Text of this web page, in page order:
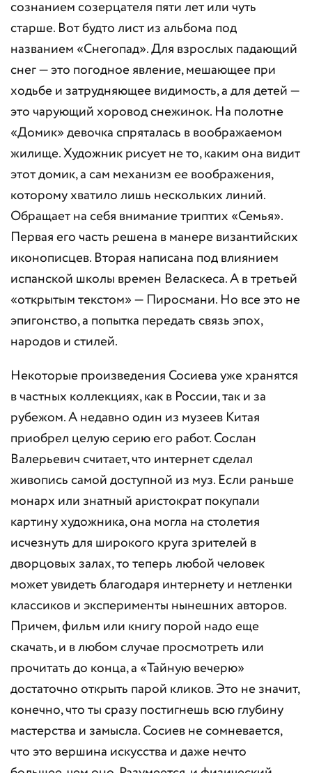
сознанием созерцателя пяти лет или чуть
старше. Вот будто лист из альбома под
названием «Снегопад». Для взрослых падающий
снег — это погодное явление, мешающее при
ходьбе и затрудняющее видимость, а для детей —
это чарующий хоровод снежинок. На полотне
«Домик» девочка спряталась в воображаемом
жилище. Художник рисует не то, каким она видит
этот домик, а сам механизм ее воображения,
которому хватило лишь нескольких линий.
Обращает на себя внимание триптих «Семья».
Первая его часть решена в манере византийских
иконописцев. Вторая написана под влиянием
испанской школы времен Веласкеса. А в третьей
«открытым текстом» — Пиросмани. Но все это не
эпигонство, а попытка передать связь эпох,
народов и стилей.
Некоторые произведения Сосиева уже хранятся
в частных коллекциях, как в России, так и за
рубежом. А недавно один из музеев Китая
приобрел целую серию его работ. Сослан
Валерьевич считает, что интернет сделал
живопись самой доступной из муз. Если раньше
монарх или знатный аристократ покупали
картину художника, она могла на столетия
исчезнуть для широкого круга зрителей в
дворцовых залах, то теперь любой человек
может увидеть благодаря интернету и нетленки
классиков и эксперименты нынешних авторов.
Причем, фильм или книгу порой надо еще
скачать, и в любом случае просмотреть или
прочитать до конца, а «Тайную вечерю»
достаточно открыть парой кликов. Это не значит,
конечно, что ты сразу постигнешь всю глубину
мастерства и замысла. Сосиев не сомневается,
что это вершина искусства и даже нечто